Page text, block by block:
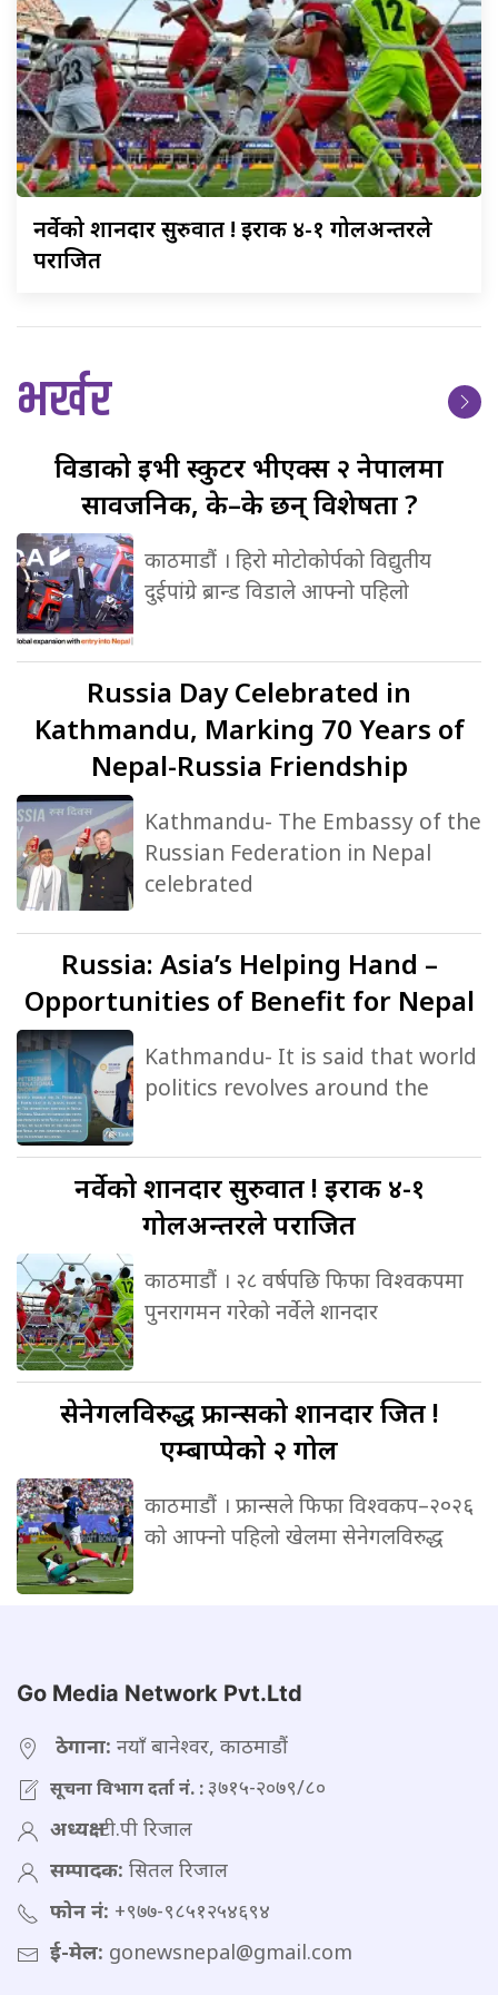
नर्वेकोशानदार सुरुवात ! इराक ४-१ गोलअन्तरले
पराजित
भर्खर
विडाकोईभी स्कुटर भीएक्स २ नेपालमा
सार्वजनिक, के–के छन् विशेषता ?
काठमाडौं । हिरो मोटोकोर्पको विद्युतीय
दुईपांग्रे ब्रान्ड विडाले आफ्नो पहिलो
Russia Day Celebrated in
Kathmandu, Marking 70 Years of
Nepal-Russia Friendship
Kathmandu- The Embassy of the
Russian Federation in Nepal
celebrated
Russia: Asia’s Helping Hand –
Opportunities of Benefit for Nepal
Kathmandu- It is said that world
politics revolves around the
नर्वेकोशानदार सुरुवात ! इराक ४-१
गोलअन्तरले पराजित
काठमाडौं । २८ वर्षपछि फिफा विश्वकपमा
पुनरागमन गरेको नर्वेले शानदार
सेनेगलविरुद्धफ्रान्सको शानदार जित !
एम्बाप्पेको २ गोल
काठमाडौं । फ्रान्सले फिफा विश्वकप–२०२६
को आफ्नो पहिलो खेलमा सेनेगलविरुद्ध
Go Media Network Pvt.Ltd
ठेगाना: नयाँ बानेश्वर, काठमाडौं
सूचना विभाग दर्ता नं. :३७१५-२०७९/८०
अध्यक्ष:टी.पी रिजाल
सम्पादक: सितल रिजाल
फोन नं: +९७७-९८५१२५४६९४
ई-मेल: gonewsnepal@gmail.com